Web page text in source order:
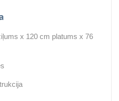
x 120 cm platums x 76